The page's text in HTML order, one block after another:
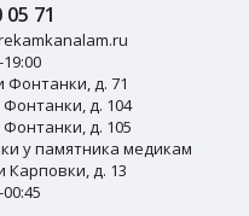
71
д. 71
д. 104
д. 105
у памятника медикам
д. 13